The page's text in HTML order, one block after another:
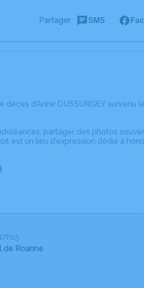
Partager SMS
d’Anne DUSSURGEY survenu
partager des photos
est un lieu d'expression dédié à
.
de Roanne